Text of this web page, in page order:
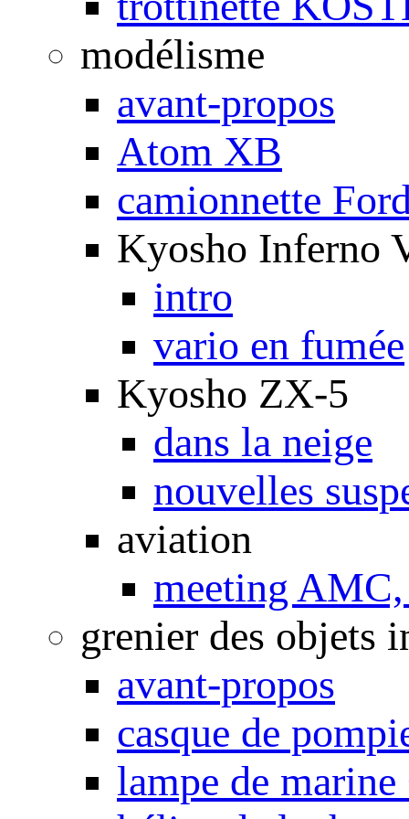
modélisme
avant-propos
Atom XB
camionnette
Kyosho Inferno
intro
vario en fumée
Kyosho ZX-5
dans la neige
nouvelles
aviation
meeting
grenier des objets
avant-propos
casque de
lampe de